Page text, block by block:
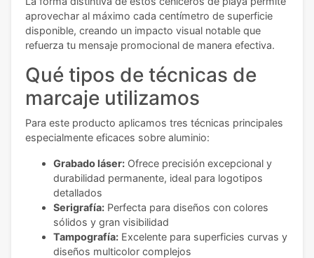
aprovechar al máximo cada centímetro de superficie
disponible, creando un impacto visual notable que
refuerza tu mensaje promocional de manera efectiva.
Qué tipos de técnicas de
marcaje utilizamos
Para este producto aplicamos tres técnicas principales
especialmente eficaces sobre aluminio:
Grabado láser: Ofrece precisión excepcional y
durabilidad permanente, ideal para logotipos
detallados
Serigrafía: Perfecta para diseños con colores
sólidos y gran visibilidad
Tampografía: Excelente para superficies curvas y
diseños multicolor complejos